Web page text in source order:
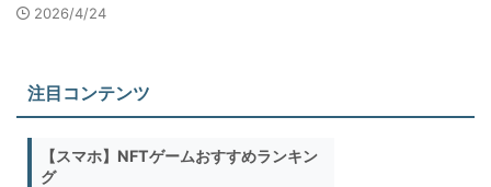
2026/4/24
注目コンテンツ
【スマホ】NFTゲームおすすめランキン
グ